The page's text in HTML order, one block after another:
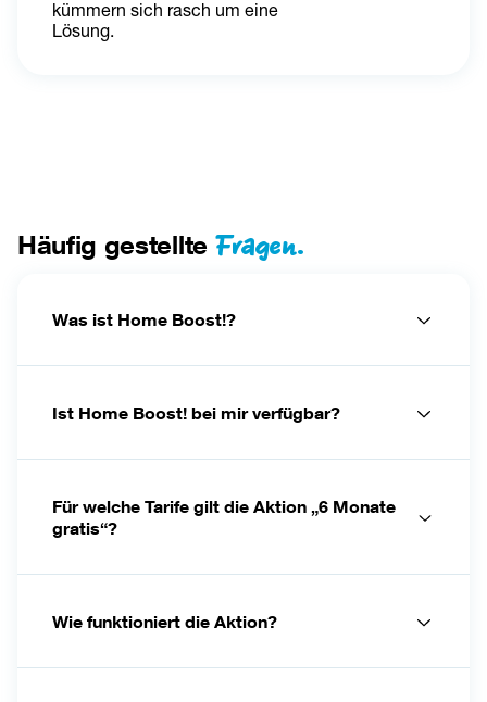
kümmern sich rasch um eine
Lösung.
Häufig gestellte Fragen.
Was ist Home Boost!?
Ist Home Boost! bei mir verfügbar?
Für welche Tarife gilt die Aktion „6 Monate
gratis“?
Wie funktioniert die Aktion?